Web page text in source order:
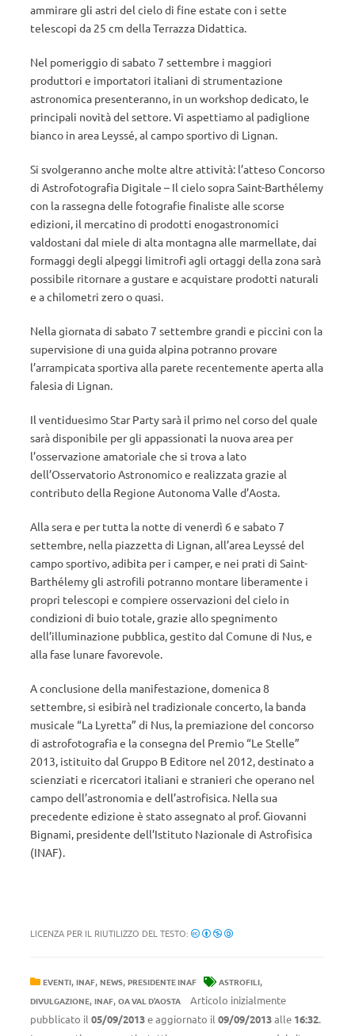
ammirare gli astri del cielo di fine estate con i sette
telescopi da 25 cm della Terrazza Didattica.
Nel pomeriggio di sabato 7 settembre i maggiori
produttori e importatori italiani di strumentazione
astronomica presenteranno, in un workshop dedicato, le
principali novità del settore. Vi aspettiamo al padiglione
bianco in area Leyssé, al campo sportivo di Lignan.
Si svolgeranno anche molte altre attività: l’atteso Concorso
di Astrofotografia Digitale – Il cielo sopra Saint-Barthélemy
con la rassegna delle fotografie finaliste alle scorse
edizioni, il mercatino di prodotti enogastronomici
valdostani dal miele di alta montagna alle marmellate, dai
formaggi degli alpeggi limitrofi agli ortaggi della zona sarà
possibile ritornare a gustare e acquistare prodotti naturali
e a chilometri zero o quasi.
Nella giornata di sabato 7 settembre grandi e piccini con la
supervisione di una guida alpina potranno provare
l’arrampicata sportiva alla parete recentemente aperta alla
falesia di Lignan.
Il ventiduesimo Star Party sarà il primo nel corso del quale
sarà disponibile per gli appassionati la nuova area per
l’osservazione amatoriale che si trova a lato
dell’Osservatorio Astronomico e realizzata grazie al
contributo della Regione Autonoma Valle d’Aosta.
Alla sera e per tutta la notte di venerdì 6 e sabato 7
settembre, nella piazzetta di Lignan, all’area Leyssé del
campo sportivo, adibita per i camper, e nei prati di Saint-
Barthélemy gli astrofili potranno montare liberamente i
propri telescopi e compiere osservazioni del cielo in
condizioni di buio totale, grazie allo spegnimento
dell’illuminazione pubblica, gestito dal Comune di Nus, e
alla fase lunare favorevole.
A conclusione della manifestazione, domenica 8
settembre, si esibirà nel tradizionale concerto, la banda
musicale “La Lyretta” di Nus, la premiazione del concorso
di astrofotografia e la consegna del Premio “Le Stelle”
2013, istituito dal Gruppo B Editore nel 2012, destinato a
scienziati e ricercatori italiani e stranieri che operano nel
campo dell’astronomia e dell’astrofisica. Nella sua
precedente edizione è stato assegnato al prof. Giovanni
Bignami, presidente dell’Istituto Nazionale di Astrofisica
(INAF).
LICENZA PER IL RIUTILIZZO DEL TESTO:
EVENTI, INAF, NEWS, PRESIDENTE INAF ASTROFILI,
DIVULGAZIONE, INAF, OA VAL D'AOSTA
Articolo inizialmente
pubblicato il 05/09/2013e aggiornato il 09/09/2013alle 16:32.